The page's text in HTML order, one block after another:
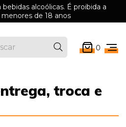
alcoólicas. É proibida a
de 18 anos
0
troca e